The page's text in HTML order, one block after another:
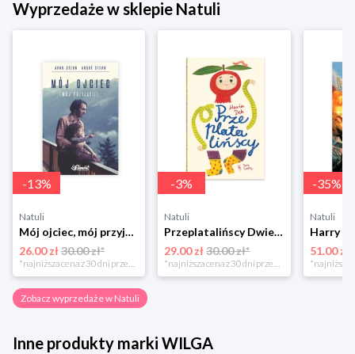
Wyprzedaże w sklepie Natuli
-13%
Natuli
Mój ojciec, mój przyjaciel Element
26.00 zł30.00 zł*
*najniższa cena z 30 dni przed obniżką
-3%
Natuli
Przeplatalińscy Dwie siostry
29.00 zł 30.00 zł*
*najniższa cena z 30 dni przed obniżką
-35%
Natuli
51.00 zł
Zobacz wyprzedaże w Natuli
Inne produkty marki WILGA